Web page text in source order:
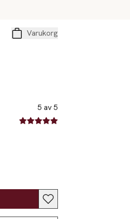
Varukorg
5 av 5
5 av fem stjärnor